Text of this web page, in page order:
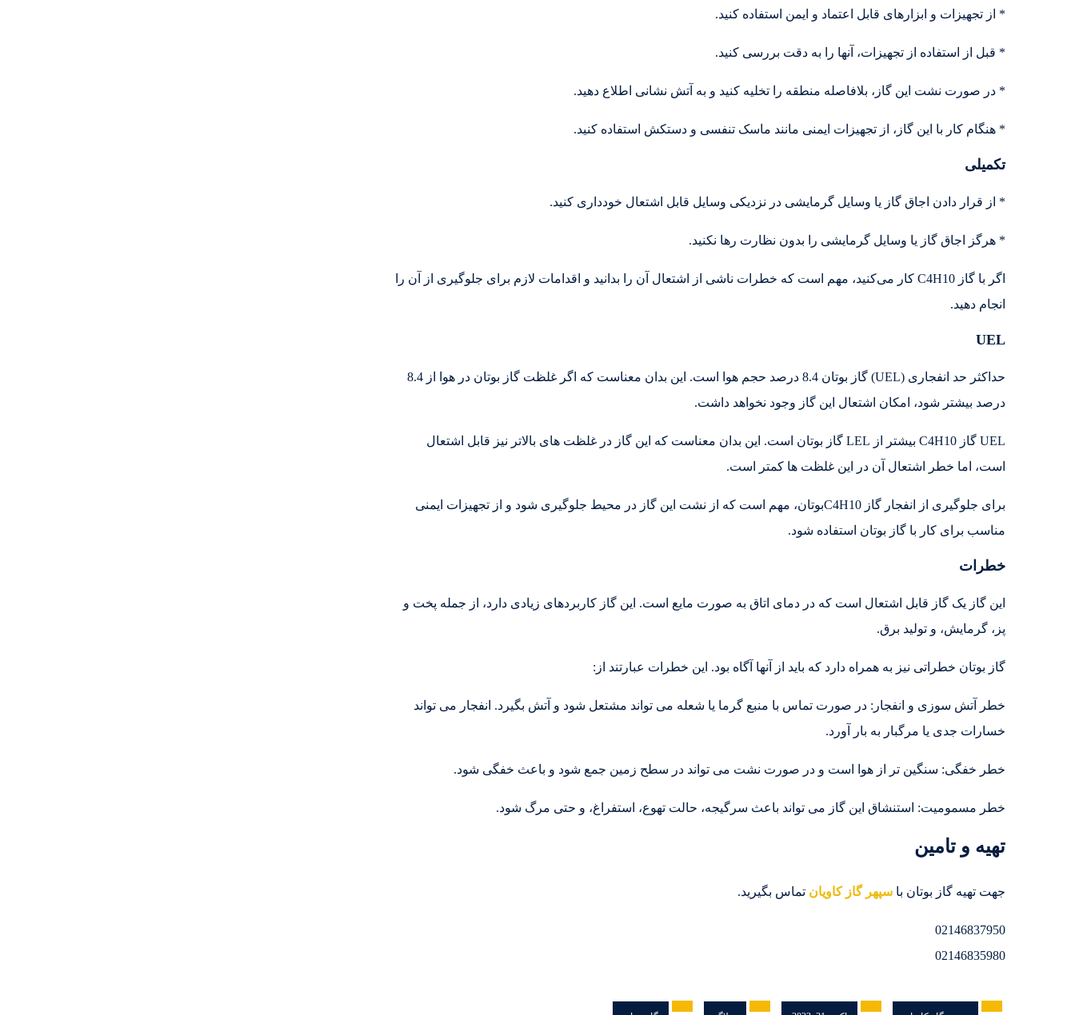
* از تجهیزات و ابزارهای قابل اعتماد و ایمن استفاده کنید.
* قبل از استفاده از تجهیزات، آنها را به دقت بررسی کنید.
* در صورت نشت این گاز، بلافاصله منطقه را تخلیه کنید و به آتش نشانی اطلاع دهید.
* هنگام کار با این گاز، از تجهیزات ایمنی مانند ماسک تنفسی و دستکش استفاده کنید.
تکمیلی
* از قرار دادن اجاق گاز یا وسایل گرمایشی در نزدیکی وسایل قابل اشتعال خودداری کنید.
* هرگز اجاق گاز یا وسایل گرمایشی را بدون نظارت رها نکنید.
اگر با گاز C4H10 کار می‌کنید، مهم است که خطرات ناشی از اشتعال آن را بدانید و اقدامات لازم برای جلوگیری از آن را
انجام دهید.
UEL
حداکثر حد انفجاری (UEL) گاز بوتان 8.4 درصد حجم هوا است. این بدان معناست که اگر غلظت گاز بوتان در هوا از 8.4
درصد بیشتر شود، امکان اشتعال این گاز وجود نخواهد داشت.
UEL گاز C4H10 بیشتر از LEL گاز بوتان است. این بدان معناست که این گاز در غلظت های بالاتر نیز قابل اشتعال
است، اما خطر اشتعال آن در این غلظت ها کمتر است.
برای جلوگیری از انفجار گاز C4H10بوتان، مهم است که از نشت این گاز در محیط جلوگیری شود و از تجهیزات ایمنی
مناسب برای کار با گاز بوتان استفاده شود.
خطرات
این گاز یک گاز قابل اشتعال است که در دمای اتاق به صورت مایع است. این گاز کاربردهای زیادی دارد، از جمله پخت و
پز، گرمایش، و تولید برق.
گاز بوتان خطراتی نیز به همراه دارد که باید از آنها آگاه بود. این خطرات عبارتند از:
خطر آتش سوزی و انفجار: در صورت تماس با منبع گرما یا شعله می تواند مشتعل شود و آتش بگیرد. انفجار می تواند
خسارات جدی یا مرگبار به بار آورد.
خطر خفگی: سنگین تر از هوا است و در صورت نشت می تواند در سطح زمین جمع شود و باعث خفگی شود.
خطر مسمومیت: استنشاق این گاز می تواند باعث سرگیجه، حالت تهوع، استفراغ، و حتی مرگ شود.
تهیه و تامین
جهت تهیه گاز بوتان با سپهر گاز کاویان تماس بگیرید.
02146837950
02146835980